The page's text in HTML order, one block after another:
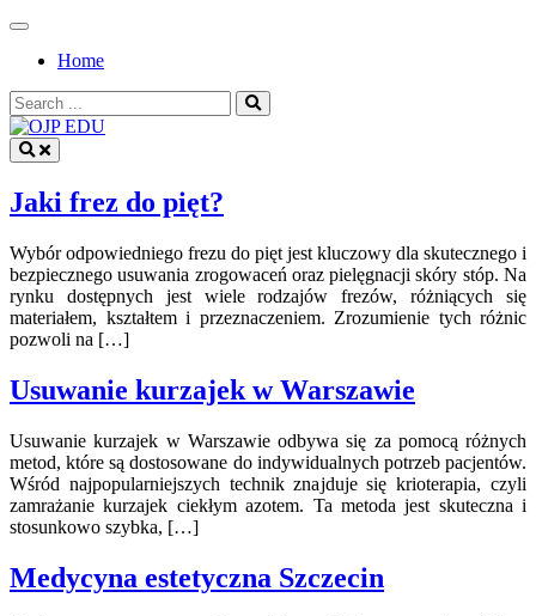
Skip
contentHome
Search
for:
OJP EDU
Jaki frez do pięt?
Wybór odpowiedniego frezu do pięt jest kluczowy dla skutecznego i
bezpiecznego usuwania zrogowaceń oraz pielęgnacji skóry stóp. Na
rynku dostępnych jest wiele rodzajów frezów, różniących się
materiałem, kształtem i przeznaczeniem. Zrozumienie tych różnic
pozwoli na […]
Usuwanie kurzajek w Warszawie
Usuwanie kurzajek w Warszawie odbywa się za pomocą różnych
metod, które są dostosowane do indywidualnych potrzeb pacjentów.
Wśród najpopularniejszych technik znajduje się krioterapia, czyli
zamrażanie kurzajek ciekłym azotem. Ta metoda jest skuteczna i
stosunkowo szybka, […]
Medycyna estetyczna Szczecin